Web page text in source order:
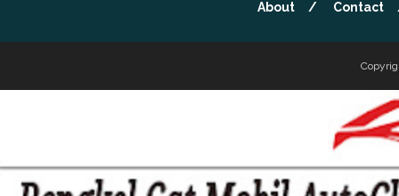
About Contact